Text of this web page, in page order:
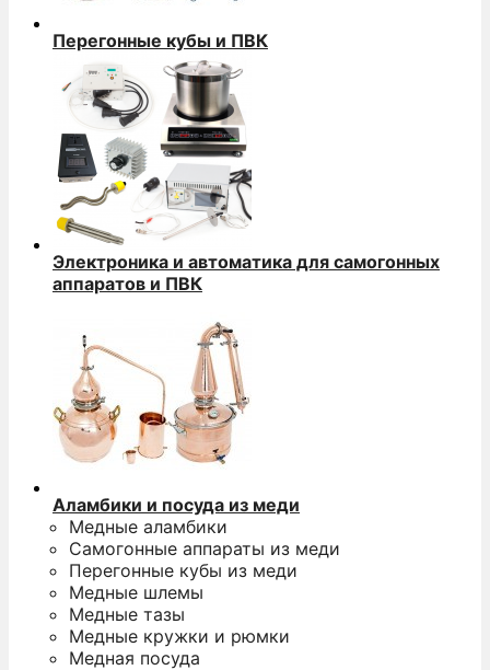
Перегонные кубы и ПВК
Электроника и автоматика для самогонных
аппаратов и ПВК
Аламбики и посуда из меди
Медные аламбики
Самогонные аппараты из меди
Перегонные кубы из меди
Медные шлемы
Медные тазы
Медные кружки и рюмки
Медная посуда